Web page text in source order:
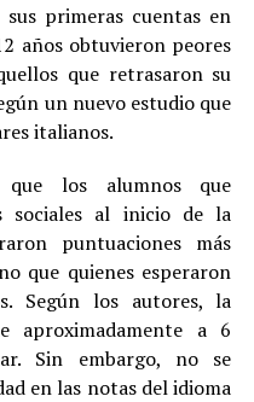
primeras cuentas en
años obtuvieron peores
que retrasaron su
un nuevo estudio que
italianos.
que los alumnos que
sociales al inicio de la
puntuaciones más
que quienes esperaron
Según los autores, la
aproximadamente a 6
Sin embargo, no se
en las notas del idioma